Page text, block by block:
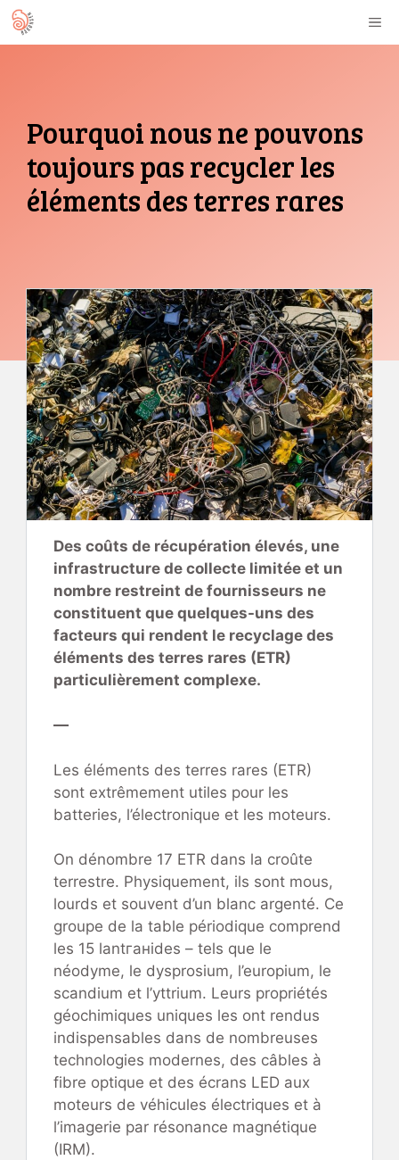
Aller
au
Pourquoi nous ne pouvons
toujours pas recycler les
éléments des terres rares
Des coûts de récupération élevés, une
infrastructure de collecte limitée et un
nombre restreint de fournisseurs ne
constituent que quelques-uns des
facteurs qui rendent le recyclage des
éléments des terres rares (ETR)
particulièrement complexe.
—
Les éléments des terres rares (ETR)
sont extrêmement utiles pour les
batteries, l’électronique et les moteurs.
On dénombre 17 ETR dans la croûte
terrestre. Physiquement, ils sont mous,
lourds et souvent d’un blanc argenté. Ce
groupe de la table périodique comprend
les 15 lantганides – tels que le
néodyme, le dysprosium, l’europium, le
scandium et l’yttrium. Leurs propriétés
géochimiques uniques les ont rendus
indispensables dans de nombreuses
technologies modernes, des câbles à
fibre optique et des écrans LED aux
moteurs de véhicules électriques et à
l’imagerie par résonance magnétique
(IRM).